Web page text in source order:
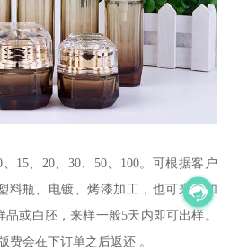
15、20、30、50、100。可根据客户
料瓶、电镀、烤漆加工，也可来样加
或白胚，来样一般5天内即可出样。
费会在下订单之后返还 。